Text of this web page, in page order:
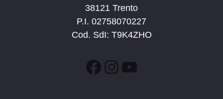
38121 Trento
P.I. 02758070227
Cod. SdI: T9K4ZHO
Facebook
Instagram
YouTube